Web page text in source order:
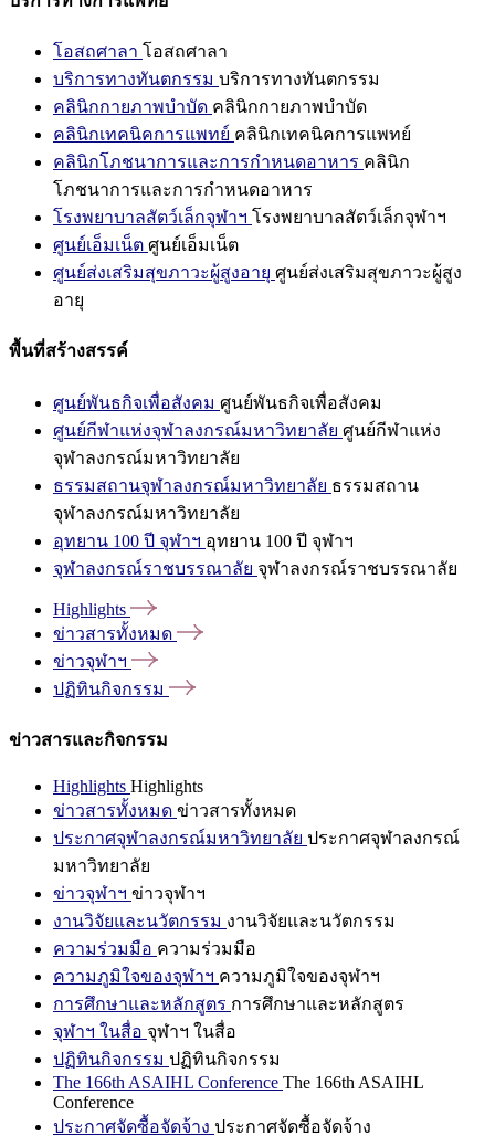
โอสถศาลา โอสถศาลา
บริการทางทันตกรรม บริการทางทันตกรรม
คลินิกกายภาพบำบัด คลินิกกายภาพบำบัด
คลินิกเทคนิคการแพทย์ คลินิกเทคนิคการแพทย์
คลินิกโภชนาการและการกำหนดอาหาร คลินิก
โภชนาการและการกำหนดอาหาร
โรงพยาบาลสัตว์เล็กจุฬาฯ โรงพยาบาลสัตว์เล็กจุฬาฯ
ศูนย์เอ็มเน็ต ศูนย์เอ็มเน็ต
ศูนย์ส่งเสริมสุขภาวะผู้สูงอายุ ศูนย์ส่งเสริมสุขภาวะผู้สูง
อายุ
พื้นที่สร้างสรรค์
ศูนย์พันธกิจเพื่อสังคม ศูนย์พันธกิจเพื่อสังคม
ศูนย์กีฬาแห่งจุฬาลงกรณ์มหาวิทยาลัย ศูนย์กีฬาแห่ง
จุฬาลงกรณ์มหาวิทยาลัย
ธรรมสถานจุฬาลงกรณ์มหาวิทยาลัย ธรรมสถาน
จุฬาลงกรณ์มหาวิทยาลัย
อุทยาน 100 ปี จุฬาฯ อุทยาน 100 ปี จุฬาฯ
จุฬาลงกรณ์ราชบรรณาลัย จุฬาลงกรณ์ราชบรรณาลัย
Highlights
ข่าวสารทั้งหมด
ข่าวจุฬาฯ
ปฏิทินกิจกรรม
ข่าวสารและกิจกรรม
Highlights Highlights
ข่าวสารทั้งหมด ข่าวสารทั้งหมด
ประกาศจุฬาลงกรณ์มหาวิทยาลัย ประกาศจุฬาลงกรณ์
มหาวิทยาลัย
ข่าวจุฬาฯ ข่าวจุฬาฯ
งานวิจัยและนวัตกรรม งานวิจัยและนวัตกรรม
ความร่วมมือ ความร่วมมือ
ความภูมิใจของจุฬาฯ ความภูมิใจของจุฬาฯ
การศึกษาและหลักสูตร การศึกษาและหลักสูตร
จุฬาฯ ในสื่อ จุฬาฯ ในสื่อ
ปฏิทินกิจกรรม ปฏิทินกิจกรรม
The 166th ASAIHL Conference The 166th ASAIHL
Conference
ประกาศจัดซื้อจัดจ้าง ประกาศจัดซื้อจัดจ้าง